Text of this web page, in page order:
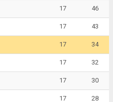
17 46
17 43
17 34
17 32
17 30
17 28